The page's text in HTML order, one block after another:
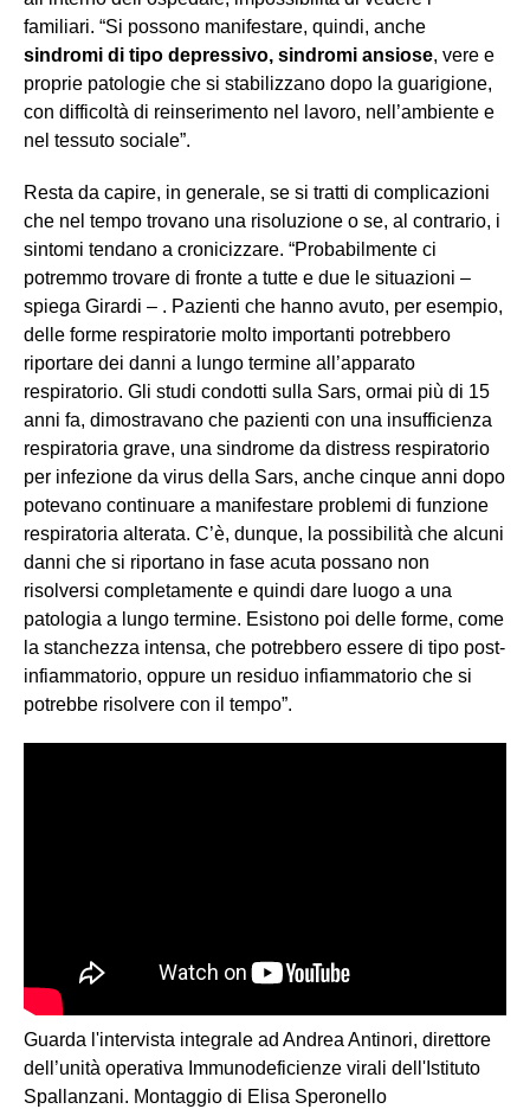
familiari. “Si possono manifestare, quindi, anche
sindromi di tipo depressivo, sindromi ansiose, vere e
proprie patologie che si stabilizzano dopo la guarigione,
con difficoltà di reinserimento nel lavoro, nell’ambiente e
nel tessuto sociale”.
Resta da capire, in generale, se si tratti di complicazioni
che nel tempo trovano una risoluzione o se, al contrario, i
sintomi tendano a cronicizzare. “Probabilmente ci
potremmo trovare di fronte a tutte e due le situazioni –
spiega Girardi – . Pazienti che hanno avuto, per esempio,
delle forme respiratorie molto importanti potrebbero
riportare dei danni a lungo termine all’apparato
respiratorio. Gli studi condotti sulla Sars, ormai più di 15
anni fa, dimostravano che pazienti con una insufficienza
respiratoria grave, una sindrome da distress respiratorio
per infezione da virus della Sars, anche cinque anni dopo
potevano continuare a manifestare problemi di funzione
respiratoria alterata. C’è, dunque, la possibilità che alcuni
danni che si riportano in fase acuta possano non
risolversi completamente e quindi dare luogo a una
patologia a lungo termine. Esistono poi delle forme, come
la stanchezza intensa, che potrebbero essere di tipo post-
infiammatorio, oppure un residuo infiammatorio che si
potrebbe risolvere con il tempo”.
Guarda l'intervista integrale ad Andrea Antinori, direttore
dell’unità operativa Immunodeficienze virali dell'Istituto
Spallanzani. Montaggio di Elisa Speronello